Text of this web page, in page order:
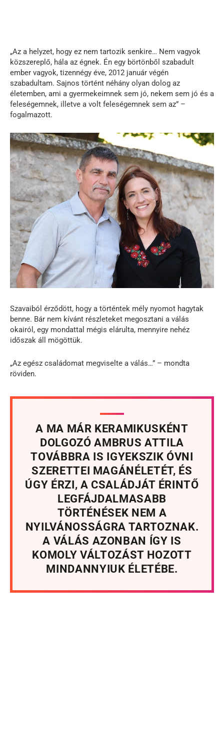
„Az a helyzet, hogy ez nem tartozik senkire… Nem vagyok
közszereplő, hála az égnek. Én egy börtönből szabadult
ember vagyok, tizennégy éve, 2012 január végén
szabadultam. Sajnos történt néhány olyan dolog az
életemben, ami a gyermekeimnek sem jó, nekem sem jó és a
feleségemnek, illetve a volt feleségemnek sem az” –
fogalmazott.
Szavaiból érződött, hogy a történtek mély nyomot hagytak
benne. Bár nem kívánt részleteket megosztani a válás
okairól, egy mondattal mégis elárulta, mennyire nehéz
időszak áll mögöttük.
„Az egész családomat megviselte a válás…” – mondta
röviden.
A MA MÁR KERAMIKUSKÉNT
DOLGOZÓ AMBRUS ATTILA
TOVÁBBRA IS IGYEKSZIK ÓVNI
SZERETTEI MAGÁNÉLETÉT, ÉS
ÚGY ÉRZI, A CSALÁDJÁT ÉRINTŐ
LEGFÁJDALMASABB
TÖRTÉNÉSEK NEM A
NYILVÁNOSSÁGRA TARTOZNAK.
A VÁLÁS AZONBAN ÍGY IS
KOMOLY VÁLTOZÁST HOZOTT
MINDANNYIUK ÉLETÉBE.